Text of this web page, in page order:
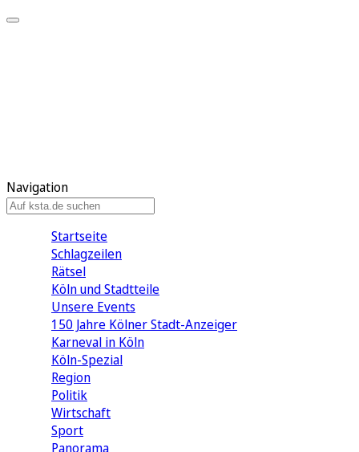
Navigation
Startseite
Schlagzeilen
Rätsel
Köln und Stadtteile
Unsere Events
150 Jahre Kölner Stadt-Anzeiger
Karneval in Köln
Köln-Spezial
Region
Politik
Wirtschaft
Sport
Panorama